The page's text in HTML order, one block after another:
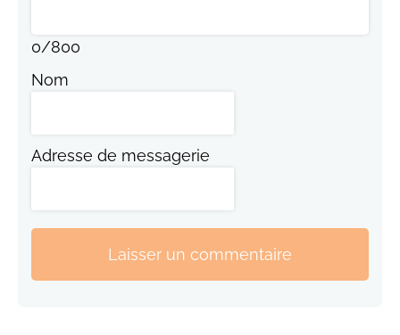
0/800
Nom
Adresse de messagerie
Laisser un commentaire